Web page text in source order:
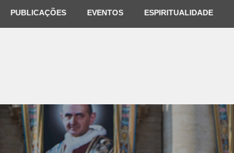
PUBLICAÇÕES EVENTOS ESPIRITUALIDADE